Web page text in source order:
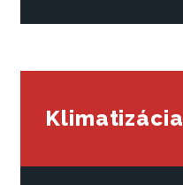
Klimatizácia